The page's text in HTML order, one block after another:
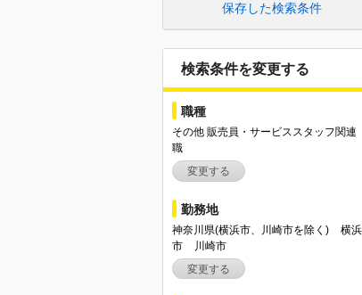
保存した検索条件
検索条件を変更する
職種
その他 販売員・サービススタッフ関連
職
変更する
勤務地
神奈川県(横浜市、川崎市を除く)
横浜
市
川崎市
変更する